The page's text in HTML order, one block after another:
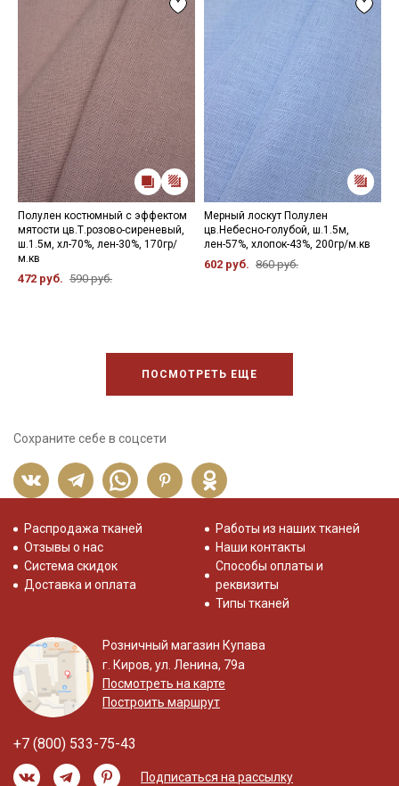
Полулен костюмный с эффектом
мятости цв.Т.розово-сиреневый,
ш.1.5м, хл-70%, лен-30%, 170гр/
м.кв
472 руб. 590 руб.
Мерный лоскут Полулен
цв.Небесно-голубой, ш.1.5м,
лен-57%, хлопок-43%, 200гр/м.кв
602 руб. 860 руб.
ПОСМОТРЕТЬ ЕЩЕ
Сохраните себе в соцсети
Распродажа тканей
Отзывы о нас
Система скидок
Доставка и оплата
Работы из наших тканей
Наши контакты
Способы оплаты и
реквизиты
Типы тканей
Розничный магазин Купава
г. Киров, ул. Ленина, 79а
Посмотреть на карте
Построить маршрут
+7 (800) 533-75-43
Подписаться на рассылку